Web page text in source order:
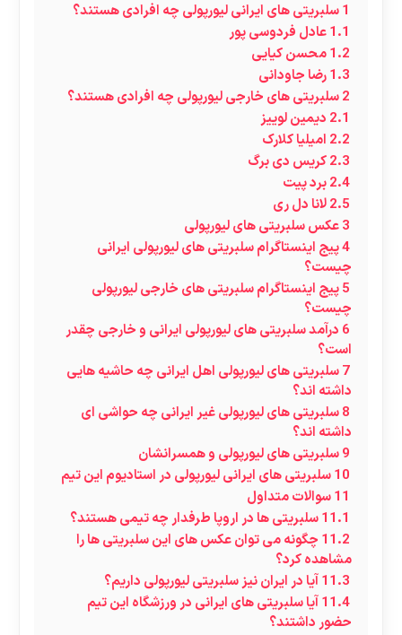
1سلبریتی های ایرانی لیورپولی چه افرادی هستند؟
1.1عادل فردوسی پور
1.2محسن کیایی
1.3رضا جاودانی
2سلبریتی های خارجی لیورپولی چه افرادی هستند؟
2.1 دیمین لوییز
2.2 امیلیا کلارک
2.3کریس دی برگ
2.4برد پیت
2.5لانا دل ری
3عکس سلبریتی های لیورپولی
4پیج اینستاگرام سلبریتی های لیورپولی ایرانی
چیست؟
5پیج اینستاگرام سلبریتی های خارجی لیورپولی
چیست؟
6 درآمد سلبریتی های لیورپولی ایرانی و خارجی چقدر
است؟
7سلبریتی های لیورپولی اهل ایرانی چه حاشیه هایی
داشته اند؟
8سلبریتی های لیورپولی غیر ایرانی چه حواشی ای
داشته اند؟
9سلبریتی های لیورپولی و همسرانشان
10سلبریتی های ایرانی لیورپولی در استادیوم این تیم
11سوالات متداول
11.1سلبریتی ها در اروپا طرفدار چه تیمی هستند؟
11.2 چگونه می توان عکس های این سلبریتی ها را
مشاهده کرد؟
11.3آیا در ایران نیز سلبریتی لیورپولی داریم؟
11.4آیا سلبریتی های ایرانی در ورزشگاه این تیم
حضور داشتند؟